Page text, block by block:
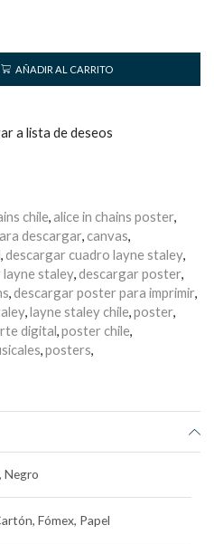
AÑADIR AL CARRITO
a lista de deseos
chile alice in chains poster
descargar canvas
descargar cuadro layne staley
staley descargar poster
descargar poster para imprimir
layne staley chile poster
digital poster chile
posters
Negro
Fómex, Papel